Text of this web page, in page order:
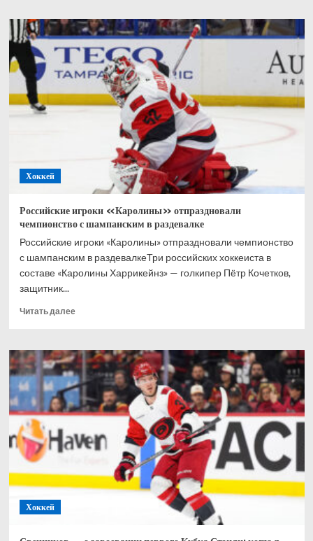
«Об
этом
не принято
говорить».
Росберг
высказался
о возможной
«Феррари»
Хоккей
Российские игроки «Каролины» отпраздновали
чемпионство с шампанским в раздевалке
Российские игроки «Каролины» отпраздновали чемпионство
с шампанским в раздевалкеТри российских хоккеиста в
составе «Каролины Харрикейнз» — голкипер Пётр Кочетков,
защитник...
Читать далееПрочитать
Российские
игроки
«Каролины»
отпраздновали
чемпионство
с
шампанским
в
раздевалке
Хоккей